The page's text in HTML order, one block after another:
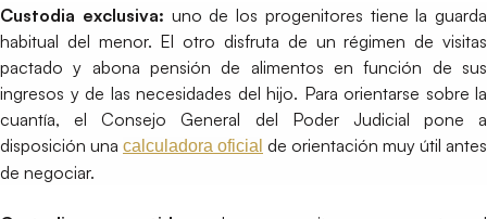
Custodia exclusiva: uno de los progenitores tiene la guarda
habitual del menor. El otro disfruta de un régimen de visitas
pactado y abona pensión de alimentos en función de sus
ingresos y de las necesidades del hijo. Para orientarse sobre la
cuantía, el Consejo General del Poder Judicial pone a
disposición una calculadora oficial de orientación muy útil antes
de negociar.